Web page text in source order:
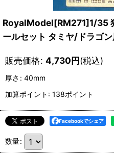
RoyalModel[RM271]1/35
ールセット タミヤ/ドラゴン
販売価格: 4,730円(税込)
厚さ : 40mm
加算ポイント: 138ポイント
Facebookでシェア
数量: